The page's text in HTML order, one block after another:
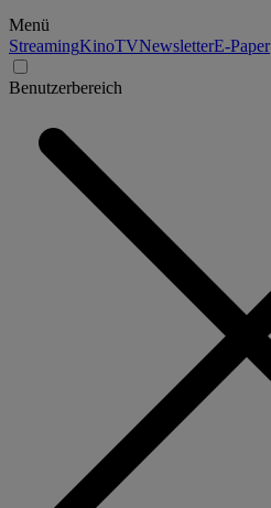
Menü
StreamingKinoTVNewsletterE-Paper
Benutzerbereich